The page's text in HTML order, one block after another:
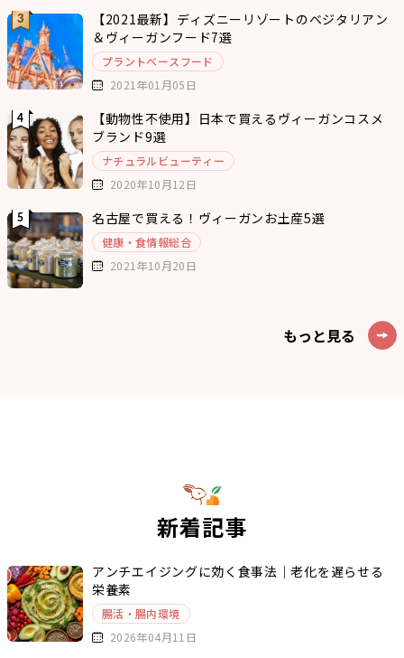
【2021最新】ディズニーリゾートのベジタリアン
＆ヴィーガンフード7選
プラントベースフード
2021年01月05日
【動物性不使用】日本で買えるヴィーガンコスメ
ブランド9選
ナチュラルビューティー
2020年10月12日
名古屋で買える！ヴィーガンお土産5選
健康・食情報総合
2021年10月20日
もっと見る
新着記事
アンチエイジングに効く食事法｜老化を遅らせる
栄養素
腸活・腸内環境
2026年04月11日